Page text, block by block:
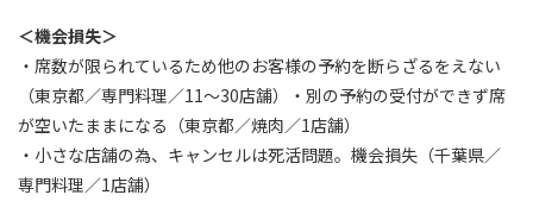
＜機会損失＞
・席数が限られているため他のお客様の予約を断らざるをえない
（東京都／専門料理／11～30店舗）・別の予約の受付ができず席
が空いたままになる（東京都／焼肉／1店舗）
・小さな店舗の為、キャンセルは死活問題。機会損失（千葉県／
専門料理／1店舗）